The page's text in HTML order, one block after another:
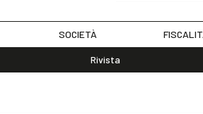
SOCIETÀ
Rivista